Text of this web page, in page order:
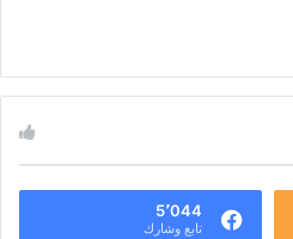
5٬044
تابع وشارك